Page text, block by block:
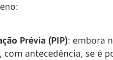
Prévia (PIP): embora
com antecedência, se é